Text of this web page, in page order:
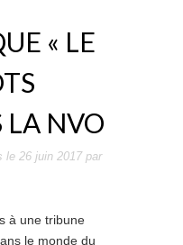
« LE
LA NVO
le 26 juin 2017par
à une tribune
le monde du